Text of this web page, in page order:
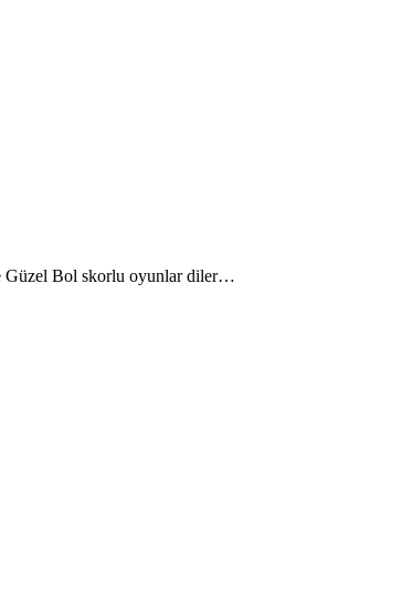
Güzel Bol skorlu oyunlar diler…